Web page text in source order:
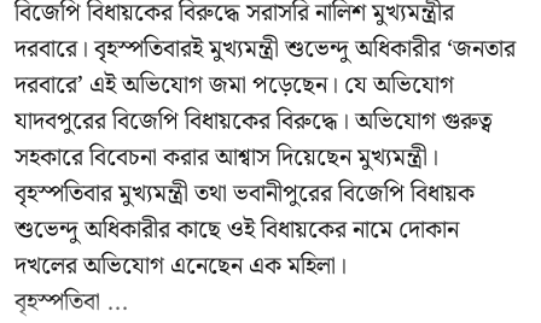
বিজেপি বিধায়কের বিরুদ্ধে সরাসরি নালিশ মুখ্যমন্ত্রীর
দরবারে। বৃহস্পতিবারই মুখ্যমন্ত্রী শুভেন্দু অধিকারীর ‘জনতার
দরবারে’ এই অভিযোগ জমা পড়েছেন। যে অভিযোগ
যাদবপুরের বিজেপি বিধায়কের বিরুদ্ধে। অভিযোগ গুরুত্ব
সহকারে বিবেচনা করার আশ্বাস দিয়েছেন মুখ্যমন্ত্রী।
বৃহস্পতিবার মুখ্যমন্ত্রী তথা ভবানীপুরের বিজেপি বিধায়ক
শুভেন্দু অধিকারীর কাছে ওই বিধায়কের নামে দোকান
দখলের অভিযোগ এনেছেন এক মহিলা।
বৃহস্পতিবা ...